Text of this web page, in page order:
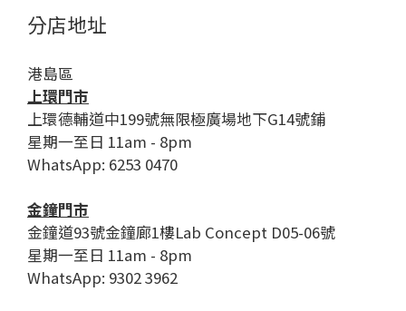
分店地址
港島區
上環門市
上環德輔道中199號無限極廣場地下G14號鋪
星期一至日 11am - 8pm
WhatsApp: 6253 0470
金鐘門市
金鐘道93號金鐘廊1樓Lab Concept D05-06號
星期一至日 11am - 8pm
WhatsApp: 9302 3962